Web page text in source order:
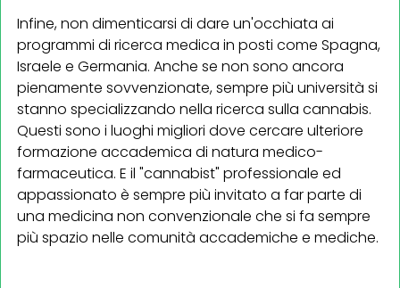
Infine, non dimenticarsi di dare un'occhiata ai
programmi di ricerca medica in posti come Spagna,
Israele e Germania. Anche se non sono ancora
pienamente sovvenzionate, sempre più università si
stanno specializzando nella ricerca sulla cannabis.
Questi sono i luoghi migliori dove cercare ulteriore
formazione accademica di natura medico-
farmaceutica. E il "cannabist" professionale ed
appassionato è sempre più invitato a far parte di
una medicina non convenzionale che si fa sempre
più spazio nelle comunità accademiche e mediche.